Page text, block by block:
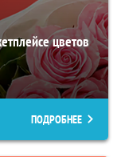
цветов
ПОДРОБНЕЕ